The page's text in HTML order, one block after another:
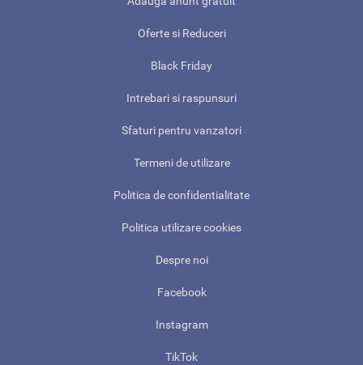
Oferte si Reduceri
Black Friday
Intrebari si raspunsuri
Sfaturi pentru vanzatori
Termeni de utilizare
Politica de confidentialitate
Politica utilizare cookies
Despre noi
Facebook
Instagram
TikTok